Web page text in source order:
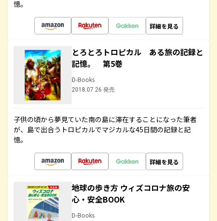
憶。
詳細を見る
とろとろトロピカル ある旅の記録と
記憶。 第5巻
D-Books
2018.07.26 発売
子供の頃から夢見ていた南の島に滞在することになった筆者
が、島で出合うトロピカルでマジカルな45日間の記録と記
憶。
詳細を見る
地球の歩き方 ウィズコロナ旅の安
心・安全BOOK
D-Books